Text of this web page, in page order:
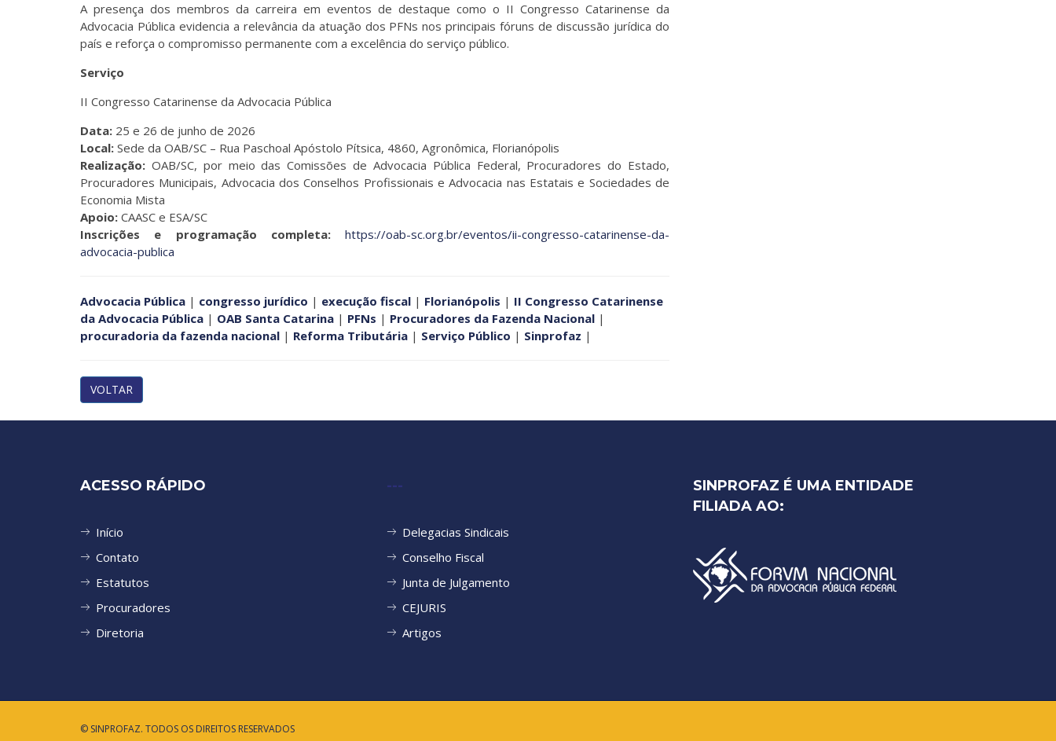
A presença dos membros da carreira em eventos de destaque como o II Congresso Catarinense da
Advocacia Pública evidencia a relevância da atuação dos PFNs nos principais fóruns de discussão jurídica do
país e reforça o compromisso permanente com a excelência do serviço público.
Serviço
II Congresso Catarinense da Advocacia Pública
Data: 25 e 26 de junho de 2026
Local: Sede da OAB/SC – Rua Paschoal Apóstolo Pítsica, 4860, Agronômica, Florianópolis
Realização: OAB/SC, por meio das Comissões de Advocacia Pública Federal, Procuradores do Estado,
Procuradores Municipais, Advocacia dos Conselhos Profissionais e Advocacia nas Estatais e Sociedades de
Economia Mista
Apoio: CAASC e ESA/SC
Inscrições e programação completa:
https://oab-sc.org.br/eventos/ii-congresso-catarinense-da-
advocacia-publica
Advocacia Pública | congresso jurídico | execução fiscal | Florianópolis | II Congresso Catarinense
da Advocacia Pública | OAB Santa Catarina | PFNs | Procuradores da Fazenda Nacional |
procuradoria da fazenda nacional | Reforma Tributária | Serviço Público | Sinprofaz |
VOLTAR
ACESSO RÁPIDO
Início
Contato
Estatutos
Procuradores
Diretoria
---
Delegacias Sindicais
Conselho Fiscal
Junta de Julgamento
CEJURIS
Artigos
SINPROFAZ É UMA ENTIDADE
FILIADA AO:
© SINPROFAZ. TODOS OS DIREITOS RESERVADOS